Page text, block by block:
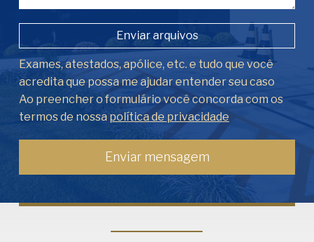
Enviar arquivos
Exames, atestados, apólice, etc. e tudo que você
acredita que possa me ajudar entender seu caso
Ao preencher o formulário você concorda com os
termos de nossa política de privacidade